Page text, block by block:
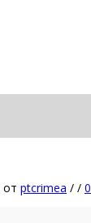
от ptcrimea / / 0